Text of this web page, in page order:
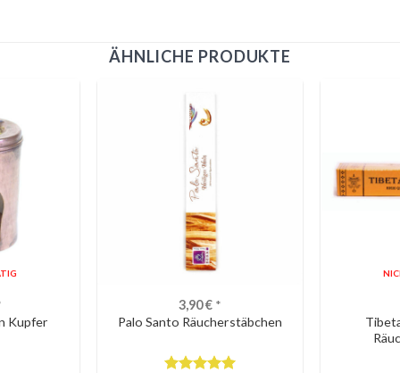
ÄHNLICHE PRODUKTE
Kupfer
3,90€*
Palo Santo Räucherstäbchen